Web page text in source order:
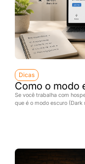
Dicas
Como o modo
Se você trabalha com
que é o modo escuro (Dark